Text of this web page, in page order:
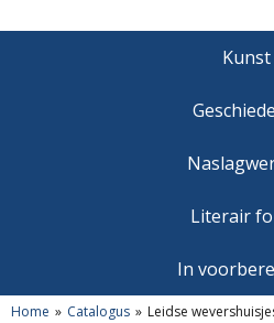
Kunst
Literair
In
Home Catalogus Leidse